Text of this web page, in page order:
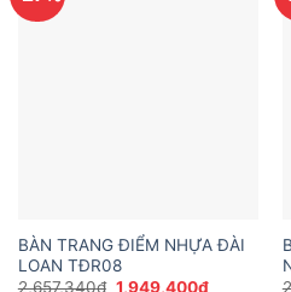
BÀN TRANG ĐIỂM NHỰA ĐÀI
LOAN TĐR08
2,657,340₫ Giá
1,949,400₫Giá